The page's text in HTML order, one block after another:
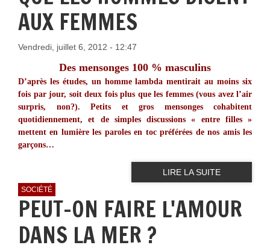
AUX FEMMES
Vendredi, juillet 6, 2012 - 12:47
Des mensonges 100 % masculins
D’après les études, un homme lambda mentirait au moins six
fois par jour, soit deux fois plus que les femmes (vous avez l’air
surpris, non?). Petits et gros mensonges cohabitent
quotidiennement, et de simples discussions « entre filles »
mettent en lumière les paroles en toc préférées de nos amis les
garçons…
LIRE LA SUITE
SOCIÉTÉ
PEUT-ON FAIRE L'AMOUR
DANS LA MER ?